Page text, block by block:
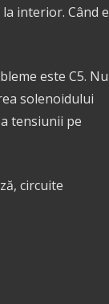
interior. Când e
este C5. Nu
solenoidului
tensiunii pe
circuite